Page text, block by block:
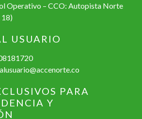
Operativo – CCO: Autopista Norte
18)
USUARIO
PARA
Y